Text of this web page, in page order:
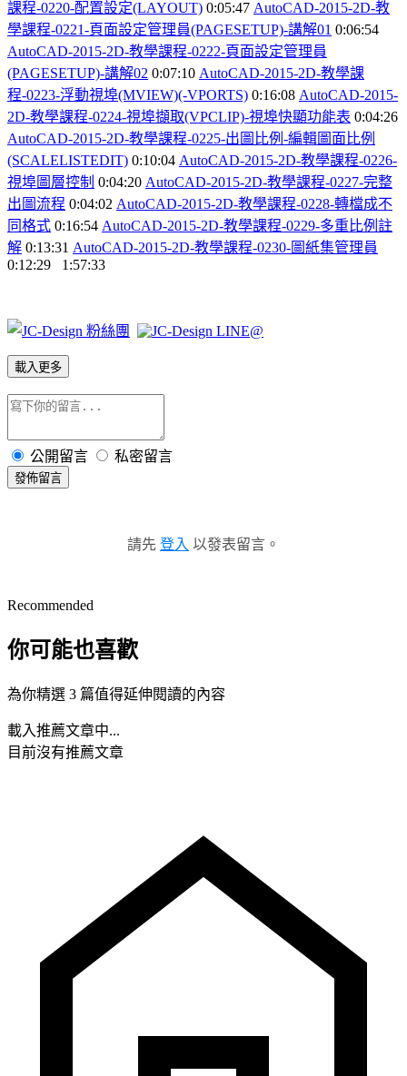
課程-0220-配置設定(LAYOUT) 0:05:47 AutoCAD-2015-2D-教
學課程-0221-頁面設定管理員(PAGESETUP)-講解01 0:06:54
AutoCAD-2015-2D-教學課程-0222-頁面設定管理員
(PAGESETUP)-講解02 0:07:10 AutoCAD-2015-2D-教學課
程-0223-浮動視埠(MVIEW)(-VPORTS) 0:16:08 AutoCAD-2015-
2D-教學課程-0224-視埠擷取(VPCLIP)-視埠快顯功能表 0:04:26
AutoCAD-2015-2D-教學課程-0225-出圖比例-編輯圖面比例
(SCALELISTEDIT) 0:10:04 AutoCAD-2015-2D-教學課程-0226-
視埠圖層控制 0:04:20 AutoCAD-2015-2D-教學課程-0227-完整
出圖流程 0:04:02 AutoCAD-2015-2D-教學課程-0228-轉檔成不
同格式 0:16:54 AutoCAD-2015-2D-教學課程-0229-多重比例註
解 0:13:31 AutoCAD-2015-2D-教學課程-0230-圖紙集管理員
0:12:29
1:57:33
載入更多
公開留言 私密留言
發佈留言
請先 登入 以發表留言。
Recommended
你可能也喜歡
為你精選 3 篇值得延伸閱讀的內容
載入推薦文章中...
目前沒有推薦文章